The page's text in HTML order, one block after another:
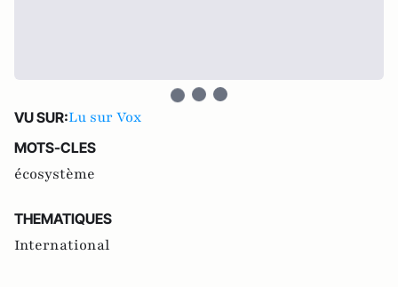
VU SUR:Lu sur Vox
MOTS-CLES
écosystème
THEMATIQUES
International